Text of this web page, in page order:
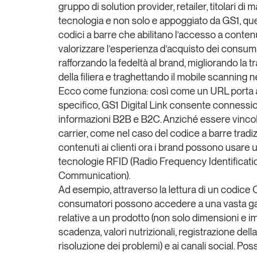
gruppo di solution provider, retailer, titolari di
tecnologia e non solo e appoggiato da GS1,
codici a barre che abilitano l’accesso a
valorizzare l’esperienza d’acquisto dei
rafforzando la fedeltà al brand, migliorando la
della filiera e traghettando il mobile scanning
Ecco come funziona: così come un URL
specifico, GS1 Digital Link consente
informazioni B2B e B2C. Anziché essere
carrier, come nel caso del codice a barre
contenuti ai clienti ora i brand possono usare
tecnologie RFID (Radio Frequency
Communication).
Ad esempio, attraverso la lettura di un codice
consumatori possono accedere a una vasta
relative a un prodotto (non solo dimensioni e
scadenza, valori nutrizionali, registrazione
risoluzione dei problemi) e ai canali social.